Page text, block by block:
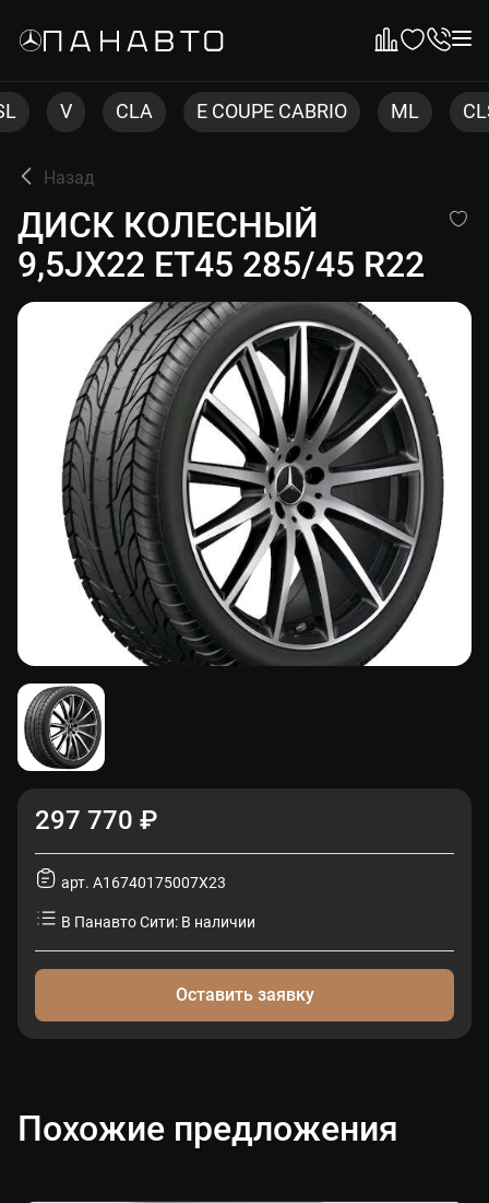
CLA E COUPE CABRIO ML CLS C
Назад
ДИСК КОЛЕСНЫЙ 9,5JX22
ДИСК КОЛЕСНЫЙ
9,5JX22 ET45 285/45 R22
297 770 ₽
арт. A16740175007X23
В Панавто Сити: В наличии
Оставить заявку
Похожие предложения